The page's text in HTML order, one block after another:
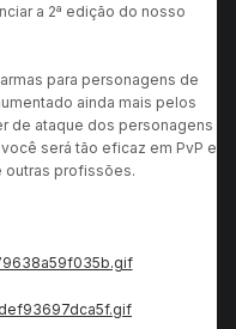
a 2ª edição do nosso
para personagens de
ainda mais pelos
de ataque dos personagens
será tão eficaz em PvP e
outras profissões.